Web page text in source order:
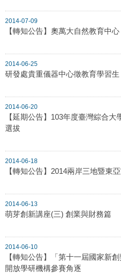
2014-07-09
【轉知公告】奧萬大自然教育中
2014-06-25
研發處貴重儀器中心徵教育學習生
2014-06-20
【延期公告】103年度臺灣綜合
選拔
2014-06-18
【轉知公告】2014兩岸三地暨東
2014-06-13
萌芽創新講座(三) 創業與財務篇
2014-06-10
【轉知公告】「第十一屆國家新
開放學研機構參賽角逐